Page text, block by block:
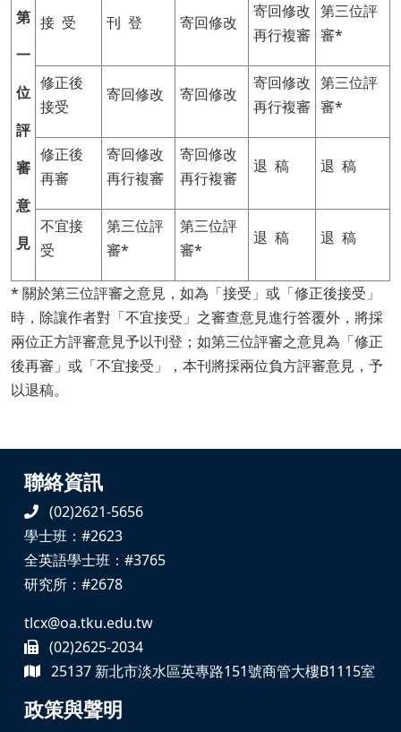
第
一
位
評
審
意
見
接 受 刊 登 寄回修改
寄回修改
再行複審
第三位評
審*
修正後
接受
寄回修改 寄回修改
寄回修改
再行複審
第三位評
審*
修正後
再審
寄回修改
再行複審
寄回修改
再行複審
退 稿 退 稿
不宜接
受
第三位評
審*
第三位評
審*
退 稿 退 稿
* 關於第三位評審之意見，如為「接受」或「修正後接受」
時，除讓作者對「不宜接受」之審查意見進行答覆外，將採
兩位正方評審意見予以刊登；如第三位評審之意見為「修正
後再審」或「不宜接受」，本刊將採兩位負方評審意見，予
以退稿。
聯絡資訊
(02)2621-5656
學士班：#2623
全英語學士班：#3765
研究所：#2678
tlcx@oa.tku.edu.tw
(02)2625-2034
25137 新北市淡水區英專路151號商管大樓B1115室
政策與聲明